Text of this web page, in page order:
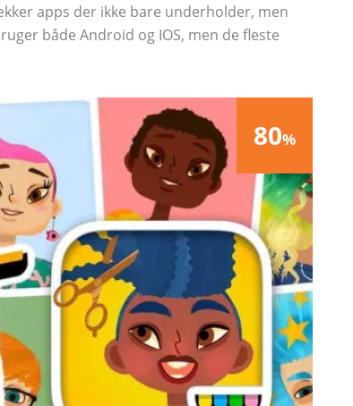
apps der ikke bare underholder, men
både Android og IOS, men de fleste
80%